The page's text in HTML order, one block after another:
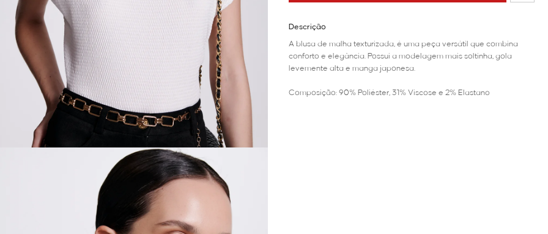
Descrição
A blusa de malha texturizada, é uma peça versátil que combina
conforto e elegância. Possui a modelagem mais soltinha, gola
levemente alta e manga japonesa.
Composição: 90% Poliéster, 31% Viscose e 2% Elastano